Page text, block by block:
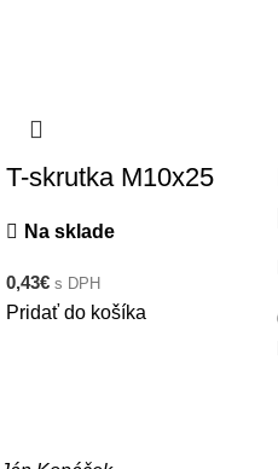
T-skrutka M10x25
Na sklade
0,43€ s DPH
Pridať do košíka